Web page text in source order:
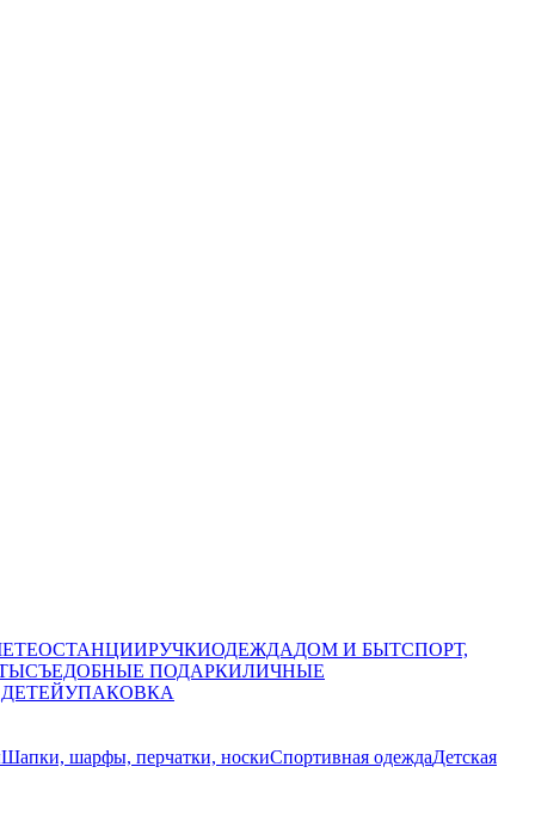
РУЧКИОДЕЖДАДОМ И БЫТСПОРТ,
СЪЕДОБНЫЕ ПОДАРКИЛИЧНЫЕ
УПАКОВКА
Шапки, шарфы, перчатки, носкиСпортивная одеждаДетская